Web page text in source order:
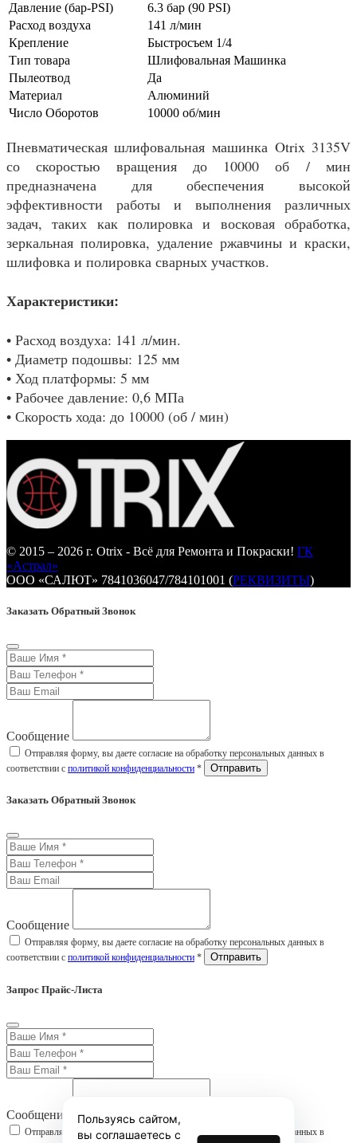
Давление (бар-PSI)
6.3 бар (90 PSI)
Расход воздуха
141 л/мин
Крепление
Быстросъем 1/4
Тип товара
Шлифовальная Машинка
Пылеотвод
Да
Материал
Алюминий
Число Оборотов
10000 об/мин
Пневматическая шлифовальная машинка Otrix 3135V
со скоростью вращения до 10000 об / мин
предназначена для обеспечения высокой
эффективности работы и выполнения различных
задач, таких как полировка и восковая обработка,
зеркальная полировка, удаление ржавчины и краски,
шлифовка и полировка сварных участков.
Характеристики:
• Расход воздуха: 141 л/мин.
• Диаметр подошвы: 125 мм
• Ход платформы: 5 мм
• Рабочее давление: 0,6 МПа
• Скорость хода: до 10000 (об / мин)
© 2015 – 2026 г. Otrix - Всё для Ремонта и Покраски! ГК
«Астрал»
ООО «САЛЮТ» 7841036047/784101001 (РЕКВИЗИТЫ)
Заказать Обратный Звонок
Сообщение
Отправляя форму, вы даете согласие на обработку персональных данных в
соответствии с политикой конфиденциальности *
Заказать Обратный Звонок
Сообщение
Отправляя форму, вы даете согласие на обработку персональных данных в
соответствии с политикой конфиденциальности *
Запрос Прайс-Листа
Сообщение
Отправляя форму, вы даете согласие на обработку персональных данных в
Пользуясь сайтом,
вы соглашаетесь с